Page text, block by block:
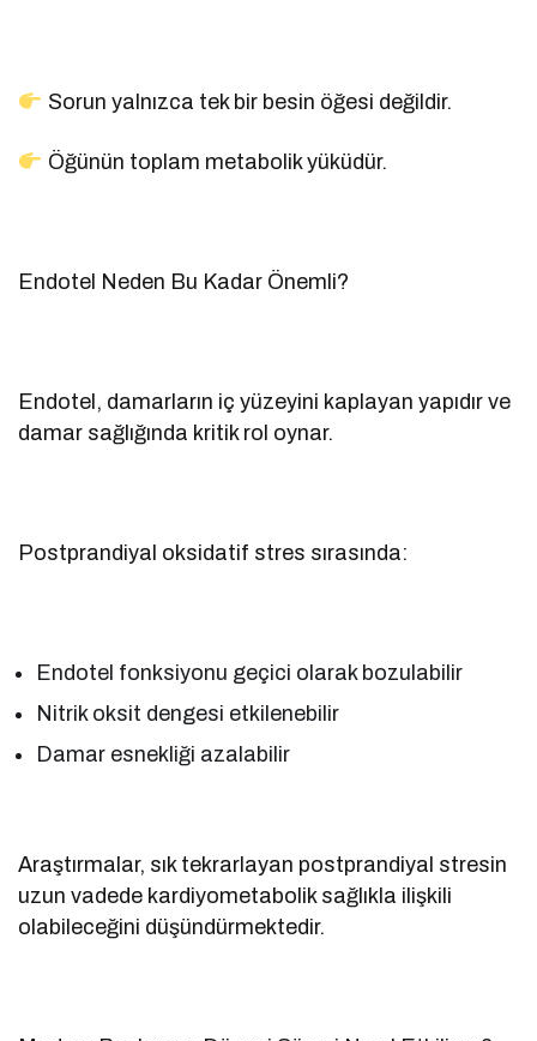
Sorun yalnızca tek bir besin öğesi değildir.
Öğünün toplam metabolik yüküdür.
Endotel Neden Bu Kadar Önemli?
Endotel, damarların iç yüzeyini kaplayan yapıdır ve
damar sağlığında kritik rol oynar.
Postprandiyal oksidatif stres sırasında:
Endotel fonksiyonu geçici olarak bozulabilir
Nitrik oksit dengesi etkilenebilir
Damar esnekliği azalabilir
Araştırmalar, sık tekrarlayan postprandiyal stresin
uzun vadede kardiyometabolik sağlıkla ilişkili
olabileceğini düşündürmektedir.